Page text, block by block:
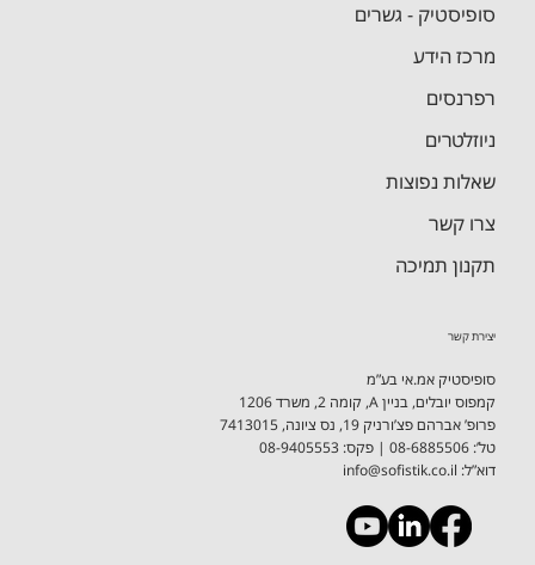
יצירת קשר
סופיסטיק אמ.אי בע”מ
קמפוס יובלים, בניין A, קומה 2, משרד 1206
פרופ’ אברהם פצ’ורניק 19, נס ציונה, 7413015
טל’: 08-6885506 ​| פקס: 08-9405553
דוא”ל: info@sofistik.co.il
סופיסטיק - גשרים
מרכז הידע
רפרנסים
ניוזלטרים
שאלות נפוצות
צרו קשר
תקנון תמיכה